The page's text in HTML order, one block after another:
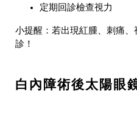
定期回診檢查視力
小提醒：若出現紅腫、刺痛
診！
白內障術後太陽眼